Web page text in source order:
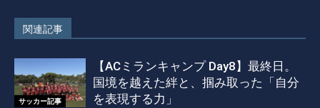
関連記事
サッカー記事
【ACミランキャンプ Day8】最終日。
国境を越えた絆と、掴み取った「自分
を表現する力」